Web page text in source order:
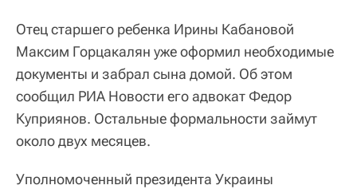
Отец старшего ребенка Ирины Кабановой
Максим Горцакалян уже оформил необходимые
документы и забрал сына домой. Об этом
сообщил РИА Новости его адвокат Федор
Куприянов. Остальные формальности займут
около двух месяцев.
Уполномоченный президента Украины